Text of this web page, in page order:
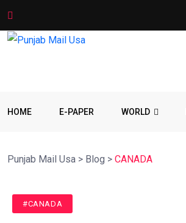
HOME E-PAPER WORLD
Punjab Mail Usa > Blog > CANADA
#CANADA